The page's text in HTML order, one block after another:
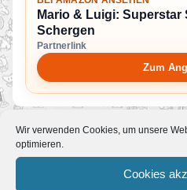
Wir verwenden Cookies, um unsere
optimieren.
Cookies
Mario & Luigi: Superstar
Schergen
Partnerlink
Zum
Mehr News zum